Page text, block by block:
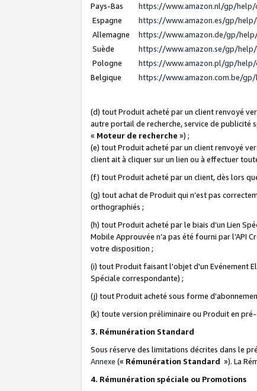
Pays-Bas
https://www.amazon.nl/gp/
Espagne
https://www.amazon.es/gp/
Allemagne
https://www.amazon.de/gp/
Suède
https://www.amazon.se/gp/
Pologne
https://www.amazon.pl/gp/
Belgique
https://www.amazon.com.be/gp/
(d) tout Produit acheté par un client renvoyé
autre portail de recherche, service de publicité
« Moteur de recherche ») ;
(e) tout Produit acheté par un client renvoyé
client ait à cliquer sur un lien ou à effectuer
(f) tout Produit acheté par un client, dès lors
(g) tout achat de Produit qui n’est pas
orthographiés ;
(h) tout Produit acheté par le biais d’un Lien
Mobile Approuvée n’a pas été fourni par l’API
votre disposition ;
(i) tout Produit faisant l'objet d'un Evénement
Spéciale correspondante) ;
(j) tout Produit acheté sous forme
(k) toute version préliminaire ou Produit en
3. Rémunération Standard
Sous réserve des limitations décrites dans le
Annexe (« Rémunération Standard »). La
4. Rémunération spéciale ou Promotions